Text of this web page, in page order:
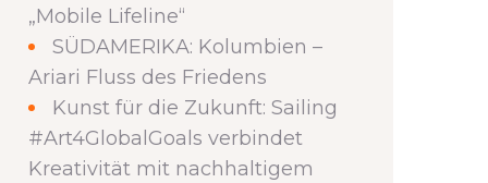
„Mobile Lifeline“
SÜDAMERIKA: Kolumbien –
Ariari Fluss des Friedens
Kunst für die Zukunft: Sailing
#Art4GlobalGoals verbindet
Kreativität mit nachhaltigem